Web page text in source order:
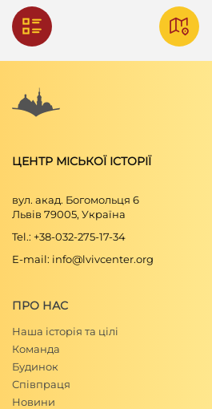
ЦЕНТР МІСЬКОЇ ІСТОРІЇ
вул. акад. Богомольця 6
Львів 79005, Україна
Tel.: +38-032-275-17-34
E-mail: info@lvivcenter.org
ПРО НАС
Наша історія та цілі
Команда
Будинок
Співпраця
Новини